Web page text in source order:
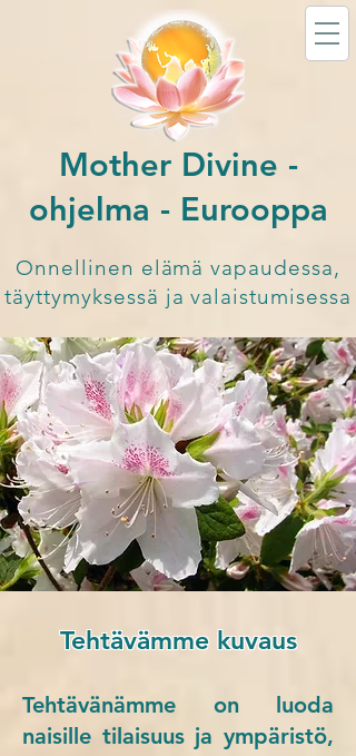
Mother Divine -
ohjelma - Eurooppa
Onnellinen elämä vapaudessa,
täyttymyksessä ja valaistumisessa
Tehtävämme kuvaus
Tehtävänämme on luoda
naisille tilaisuus ja ympäristö,